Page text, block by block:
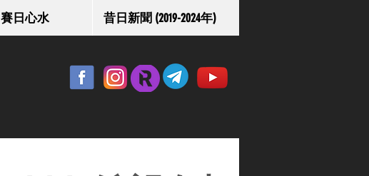
賽日心水 昔日新聞 (2019-2024年)